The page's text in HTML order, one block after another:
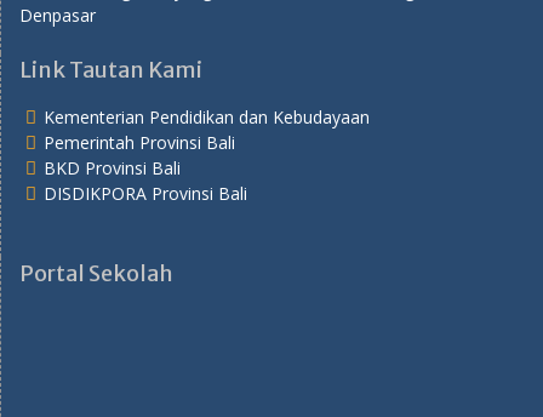
Denpasar
Link Tautan Kami
Kementerian Pendidikan dan Kebudayaan
Pemerintah Provinsi Bali
BKD Provinsi Bali
DISDIKPORA Provinsi Bali
Portal Sekolah